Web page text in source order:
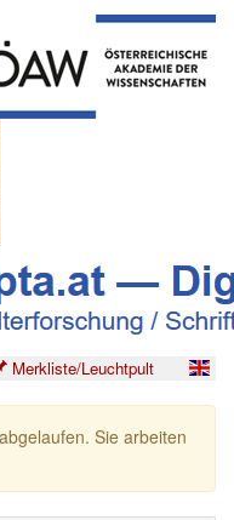
Merkliste/Leuchtpult
Sie arbeiten